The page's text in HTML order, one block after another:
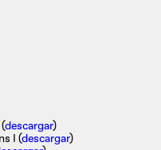
descargar)
I (descargar)